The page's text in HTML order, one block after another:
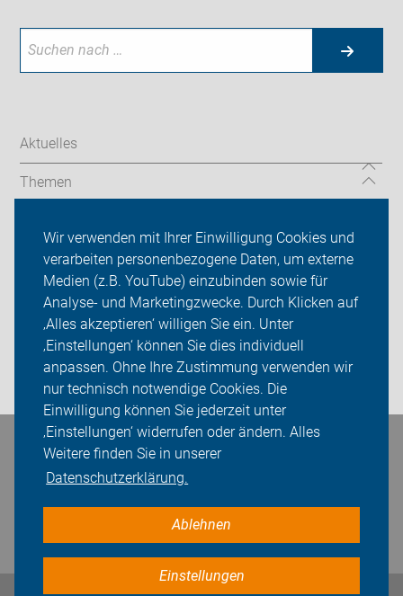
Wir verwenden mit Ihrer Einwilligung Cookies und
verarbeiten personenbezogene Daten, um externe
Medien (z.B. YouTube) einzubinden sowie für
Analyse- und Marketingzwecke. Durch Klicken auf
‚Alles akzeptieren‘ willigen Sie ein. Unter
‚Einstellungen‘ können Sie dies individuell
anpassen. Ohne Ihre Zustimmung verwenden wir
nur technisch notwendige Cookies. Die
Einwilligung können Sie jederzeit unter
‚Einstellungen‘ widerrufen oder ändern. Alles
Weitere finden Sie in unserer
Datenschutzerklärung.
Ablehnen
Einstellungen
Aktuelles
Themen
ADFC Lüdinghausen
Sei dabei
Presse
Login
Bleiben Sie in Kontakt